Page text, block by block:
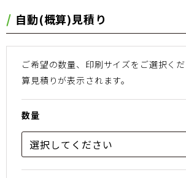
⾃動(概算)⾒積り
ご希望の数量、印刷サイズをご選択くだ
算⾒積りが表⽰されます。
数量